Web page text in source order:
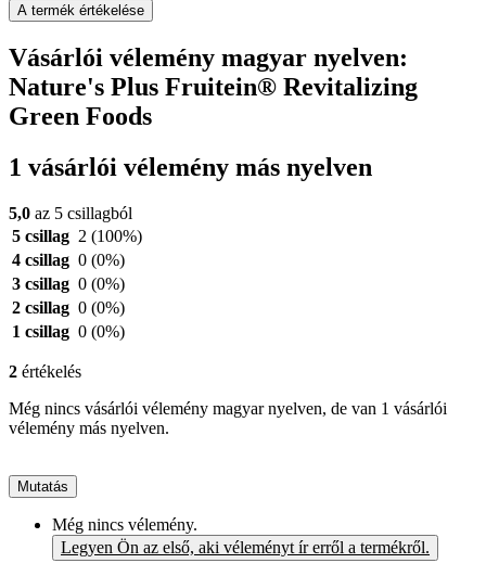
A termék értékelése
Vásárlói vélemény magyar nyelven:
Nature's Plus Fruitein® Revitalizing
Green Foods
1 vásárlói vélemény más nyelven
5,0 az 5 csillagból
5 csillag 2 (100%)
4 csillag 0 (0%)
3 csillag 0 (0%)
2 csillag 0 (0%)
1 csillag 0 (0%)
2 értékelés
Még nincs vásárlói vélemény magyar nyelven, de van 1 vásárlói
vélemény más nyelven.
Mutatás
Még nincs vélemény.
Legyen Ön az első, aki véleményt ír erről a termékről.